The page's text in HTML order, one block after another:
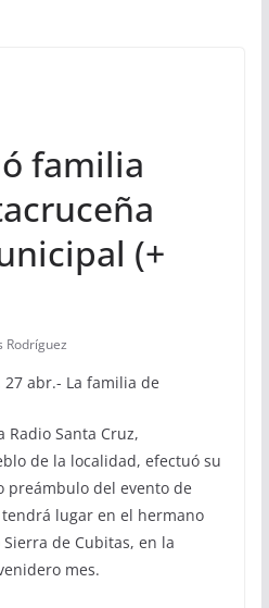
familia
(+
Rodríguez
abr.- La familia de
Radio Santa Cruz,
de la localidad, efectuó su
preámbulo del evento de
lugar en el hermano
de Cubitas, en la
mes.